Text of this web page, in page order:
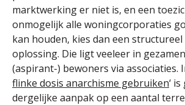
marktwerking er niet is, en een
onmogelijk alle woningcorporaties
kan houden, kies dan een structureel
oplossing. Die ligt veeleer in
(aspirant-) bewoners via associaties.
flinke dosis anarchisme gebruiken‘
dergelijke aanpak op een aantal